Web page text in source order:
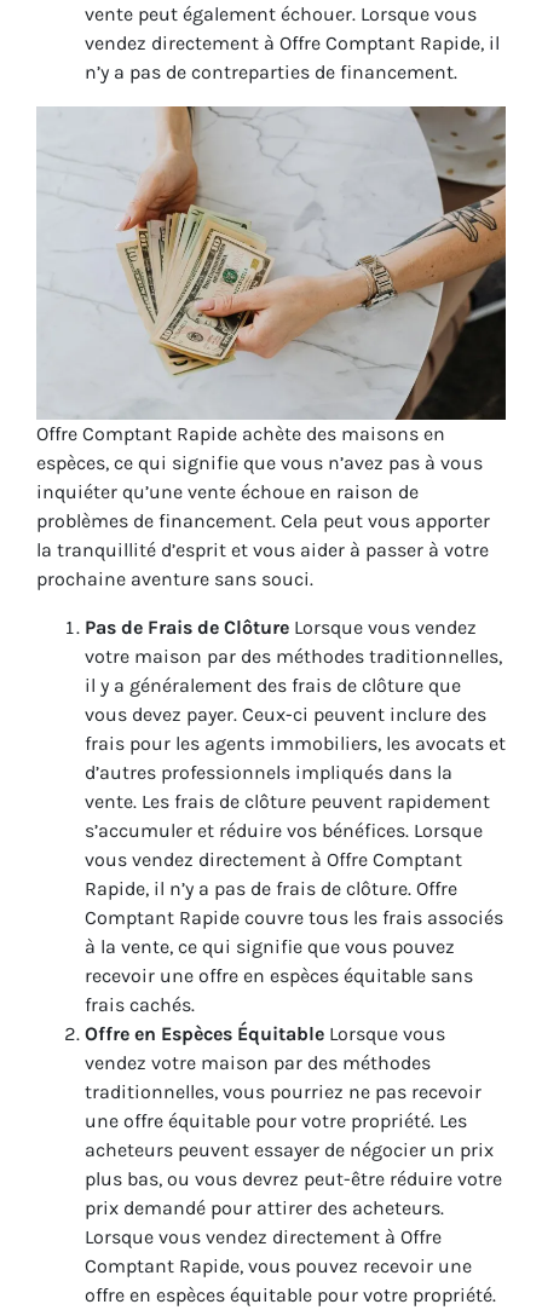
vente peut également échouer. Lorsque vous
vendez directement à Offre Comptant Rapide, il
n’y a pas de contreparties de financement.
Offre Comptant Rapide achète des maisons en
espèces, ce qui signifie que vous n’avez pas à vous
inquiéter qu’une vente échoue en raison de
problèmes de financement. Cela peut vous apporter
la tranquillité d’esprit et vous aider à passer à votre
prochaine aventure sans souci.
Pas de Frais de Clôture Lorsque vous vendez
votre maison par des méthodes traditionnelles,
il y a généralement des frais de clôture que
vous devez payer. Ceux-ci peuvent inclure des
frais pour les agents immobiliers, les avocats et
d’autres professionnels impliqués dans la
vente. Les frais de clôture peuvent rapidement
s’accumuler et réduire vos bénéfices. Lorsque
vous vendez directement à Offre Comptant
Rapide, il n’y a pas de frais de clôture. Offre
Comptant Rapide couvre tous les frais associés
à la vente, ce qui signifie que vous pouvez
recevoir une offre en espèces équitable sans
frais cachés.
Offre en Espèces Équitable Lorsque vous
vendez votre maison par des méthodes
traditionnelles, vous pourriez ne pas recevoir
une offre équitable pour votre propriété. Les
acheteurs peuvent essayer de négocier un prix
plus bas, ou vous devrez peut-être réduire votre
prix demandé pour attirer des acheteurs.
Lorsque vous vendez directement à Offre
Comptant Rapide, vous pouvez recevoir une
offre en espèces équitable pour votre propriété.